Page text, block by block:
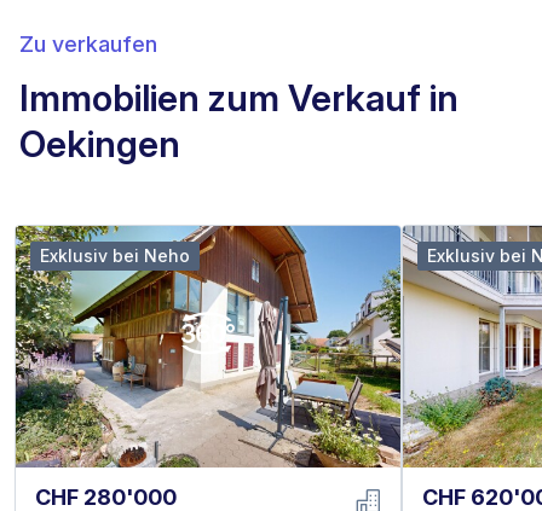
Zu verkaufen
Immobilien zum Verkauf in
Oekingen
CHF 280'000
Exklusiv bei Neho
CHF
Exklusiv bei